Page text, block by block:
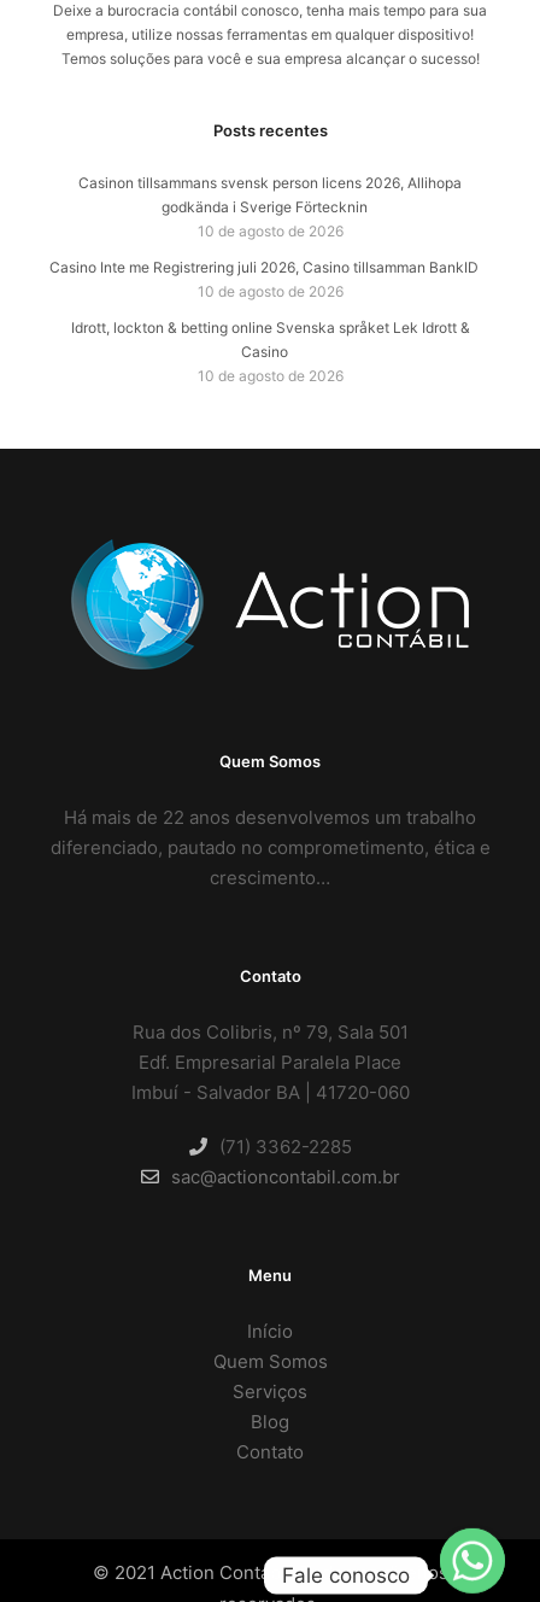
Deixe a burocracia contábil conosco, tenha mais tempo para sua
empresa, utilize nossas ferramentas em qualquer dispositivo!
Temos soluções para você e sua empresa alcançar o sucesso!
Posts recentes
Casinon tillsammans svensk person licens 2026, Allihopa
godkända i Sverige Förtecknin
10 de agosto de 2026
Casino Inte me Registrering juli 2026, Casino tillsamman BankID
10 de agosto de 2026
Idrott, lockton & betting online Svenska språket Lek Idrott &
Casino
10 de agosto de 2026
Quem Somos
Há mais de 22 anos desenvolvemos um trabalho
diferenciado, pautado no comprometimento, ética e
crescimento…
Contato
Rua dos Colibris, nº 79, Sala 501
Edf. Empresarial Paralela Place
Imbuí - Salvador BA | 41720-060
(71) 3362-2285
sac@actioncontabil.com.br
Menu
Início
Quem Somos
Serviços
Blog
Contato
© 2021 Action Contábil. Todos os direitos